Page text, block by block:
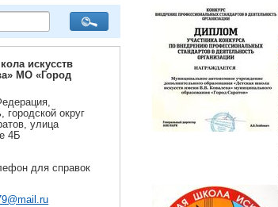
искусств
МО «Город
городской округ
улица
4Б
для справок